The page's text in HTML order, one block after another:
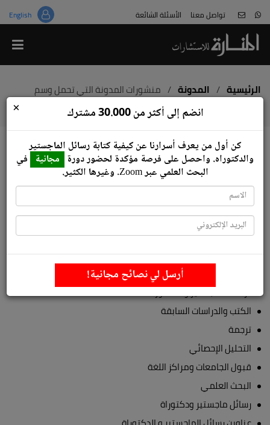
تواصل معنا الأسئلة الشائعة
English
من نحن
قالوا عنا
هل هذا غش؟
معلومات عن المختصين
لا تكن ضحية المواقع المخادعة
انضم للعمل معنا
الرئيسية / المدونة / منشورات المدونة التي تحمل وسم
'indexed journals'
منشورات المدونة التي تحمل وسم 'indexed
journals'
الأقسام
دراسة الماجستير و الدكتوراة
الكتب والدراسات السابقة
ترجمة
التحليل الإحصائي
قبول الجامعات ومراكز اللغة
البحث العلمي
رسائل ماجستير ودكتوراة
انضم إلى أكثر من 30.000 مشترك ×
كن أول من يعرف أسرارنا عن كيفية كتابة رسائل ‏الماجستير
والدكتوراه.‏ واحصل على فرصة مؤكدة لحضور دورة مجانية في
البحث العلمي عبر ‏Zoom‏.‏ وغيرها الكثير.
أرسل لي نصائح مجانية!